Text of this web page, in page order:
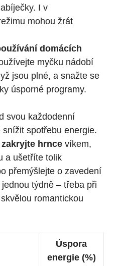
I v
mohou žrát
domácích
myčku nádobí
jsou plné, a snažte se
úsporné programy.
svou každodenní
spotřebu energie.
zakryjte hrnce víkem,
a ušetříte tolik
přemýšlejte o zavedení
jednou týdně – třeba při
romantickou
Úspora
energie (%)